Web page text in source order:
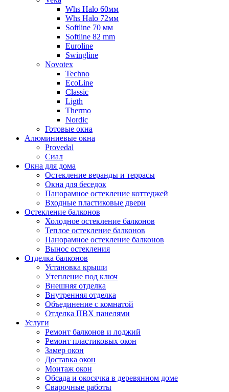
Whs Halo 60мм
Whs Halo 72мм
Softline 70 мм
Softline 82 mm
Euroline
Swingline
Novotex
Techno
EcoLine
Classic
Ligth
Thermo
Nordic
Готовые окна
Алюминиевые окна
Provedal
Сиал
Окна для дома
Остекление веранды и террасы
Окна для беседок
Панорамное остекление коттеджей
Входные пластиковые двери
Остекление балконов
Холодное остекление балконов
Теплое остекление балконов
Панорамное остекление балконов
Вынос остекления
Отделка балконов
Установка крыши
Утепление под ключ
Внешняя отделка
Внутренняя отделка
Объединение с комнатой
Отделка ПВХ панелями
Услуги
Ремонт балконов и лоджий
Ремонт пластиковых окон
Замер окон
Доставка окон
Монтаж окон
Обсада и окосячка в деревянном доме
Сварочные работы